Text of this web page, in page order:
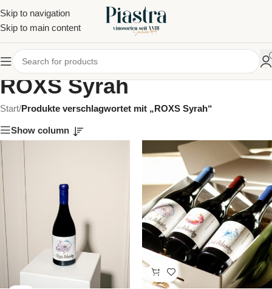
Skip to navigation
Skip to main content
ROXS Syrah
Start/Produkte verschlagwortet mit „ROXS Syrah“
Show column